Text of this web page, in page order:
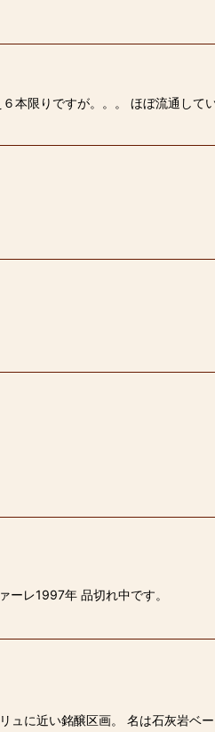
本限りですが。。。 ほぼ流通し
レ1997年 品切れ中です。
に近い銘醸区画。 名は石灰岩ベ